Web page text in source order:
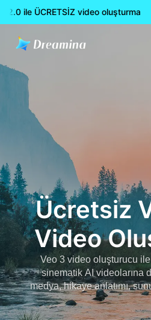
2.0 ile ÜCRETSİZ video oluşturma
Ana Sayfa Ücretsiz Veo 3 AI Video
Ücretsiz
Video
Veo 3 video oluşturucu ile
sinematik AI videolarına
medya, hikaye anlatımı,
için mükemmeldir. Bugün
ücretsiz olarak erişin ve